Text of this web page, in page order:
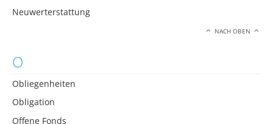
Neuwerterstattung
NACH OBEN
O
Obliegenheiten
Obligation
Offene Fonds